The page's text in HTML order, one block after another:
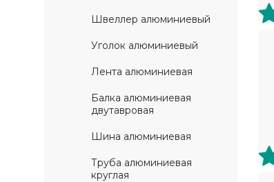
Швеллер алюминиевый
Уголок алюминиевый
Лента алюминиевая
Балка алюминиевая
двутавровая
Шина алюминиевая
Труба алюминиевая
круглая